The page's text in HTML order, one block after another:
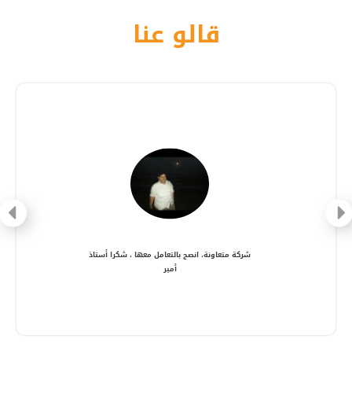
قالو عنا
شركة متعاونة، انصح بالتعامل معها ، شكرا أستاذ
أمير